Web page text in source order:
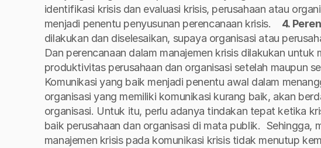
identifikasi krisis dan evaluasi krisis, perusahaan atau
menjadi penentu penyusunan perencanaan krisis.
4.
Dan perencanaan dalam manajemen krisis dilakukan
produktivitas perusahaan dan organisasi setelah maupun
Komunikasi yang baik menjadi penentu awal dalam
organisasi yang memiliki komunikasi kurang baik, akan
organisasi. Untuk itu, perlu adanya tindakan tepat ketika
baik perusahaan dan organisasi di mata publik. Sehingga,
manajemen krisis pada komunikasi krisis tidak menutup